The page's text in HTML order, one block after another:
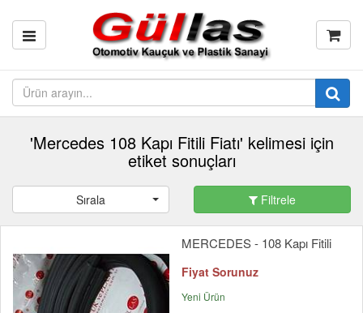
'Mercedes 108 Kapı Fitili Fiatı' kelimesi için
etiket sonuçları
Sırala Filtrele
MERCEDES - 108 Kapı Fitili
Fiyat Sorunuz
Yeni Ürün